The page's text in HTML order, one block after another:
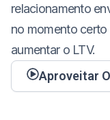
relacionamento
no momento
aumentar o LTV.
Aproveitar